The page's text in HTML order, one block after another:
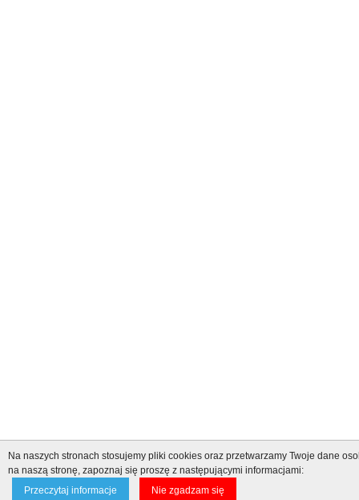
Na naszych stronach stosujemy pliki cookies oraz przetwarzamy Twoje dane
na naszą stronę, zapoznaj się proszę z następującymi informacjami:
Przeczytaj informacje
Nie zgadzam się